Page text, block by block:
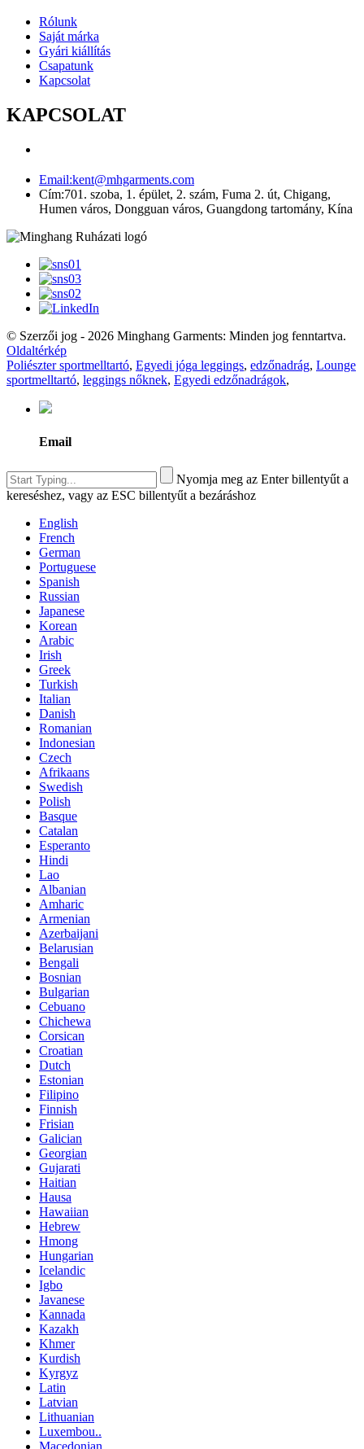
Rólunk
Saját márka
Gyári kiállítás
Csapatunk
Kapcsolat
KAPCSOLAT
Email:kent@mhgarments.com
Cím:701. szoba, 1. épület, 2. szám, Fuma 2. út, Chigang,
Humen város, Dongguan város, Guangdong tartomány, Kína
© Szerzői jog - 2026 Minghang Garments: Minden jog fenntartva.
Oldaltérkép
Poliészter sportmelltartó, Egyedi jóga leggings, edzőnadrág, Lounge
sportmelltartó, leggings nőknek, Egyedi edzőnadrágok,
Email
Nyomja meg az Enter billentyűt a
kereséshez, vagy az ESC billentyűt a bezáráshoz
English
French
German
Portuguese
Spanish
Russian
Japanese
Korean
Arabic
Irish
Greek
Turkish
Italian
Danish
Romanian
Indonesian
Czech
Afrikaans
Swedish
Polish
Basque
Catalan
Esperanto
Hindi
Lao
Albanian
Amharic
Armenian
Azerbaijani
Belarusian
Bengali
Bosnian
Bulgarian
Cebuano
Chichewa
Corsican
Croatian
Dutch
Estonian
Filipino
Finnish
Frisian
Galician
Georgian
Gujarati
Haitian
Hausa
Hawaiian
Hebrew
Hmong
Hungarian
Icelandic
Igbo
Javanese
Kannada
Kazakh
Khmer
Kurdish
Kyrgyz
Latin
Latvian
Lithuanian
Luxembou..
Macedonian